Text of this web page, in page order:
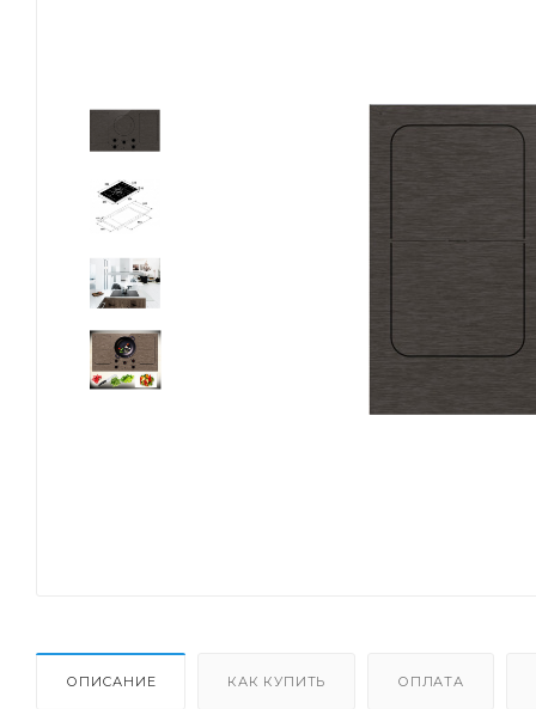
ОПИСАНИЕ КАК КУПИТЬ ОПЛАТА